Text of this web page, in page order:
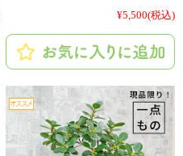
¥5,500(税込)